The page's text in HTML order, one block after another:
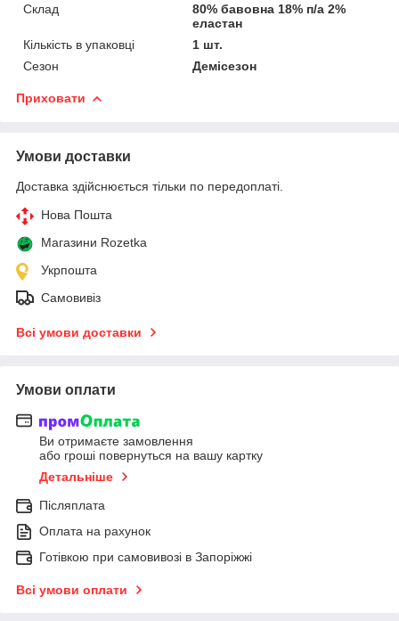
Склад
80% бавовна 18% п/а 2%
еластан
Кількість в упаковці
1 шт.
Сезон
Демісезон
Приховати
Умови доставки
Доставка здійснюється тільки по передоплаті.
Нова Пошта
Магазини Rozetka
Укрпошта
Самовивіз
Всі умови доставки
Умови оплати
Ви отримаєте замовлення
або гроші повернуться на вашу картку
Детальніше
Післяплата
Оплата на рахунок
Готівкою при самовивозі в Запоріжжі
Всі умови оплати